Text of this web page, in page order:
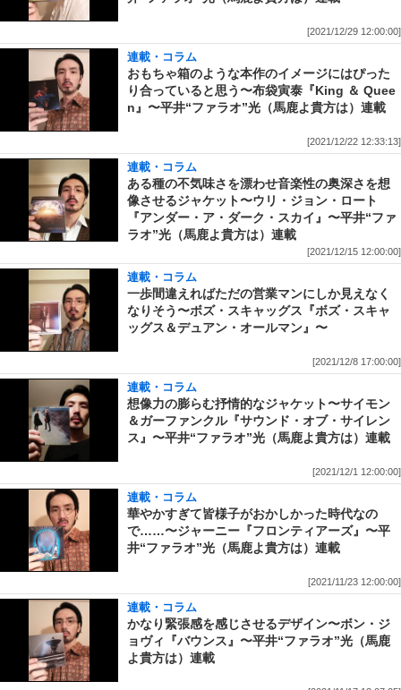
[2021/12/29 12:00:00]
連載・コラム
おもちゃ箱のような本作のイメージにはぴった
り合っていると思う〜布袋寅泰『King ＆ Quee
n』〜平井“ファラオ”光（馬鹿よ貴方は）連載
[2021/12/22 12:33:13]
連載・コラム
ある種の不気味さを漂わせ音楽性の奥深さを想
像させるジャケット〜ウリ・ジョン・ロート
『アンダー・ア・ダーク・スカイ』〜平井“ファ
ラオ”光（馬鹿よ貴方は）連載
[2021/12/15 12:00:00]
連載・コラム
一歩間違えればただの営業マンにしか見えなく
なりそう〜ボズ・スキャッグス『ボズ・スキャ
ッグス＆デュアン・オールマン』〜
[2021/12/8 17:00:00]
連載・コラム
想像力の膨らむ抒情的なジャケット〜サイモン
＆ガーファンクル『サウンド・オブ・サイレン
ス』〜平井“ファラオ”光（馬鹿よ貴方は）連載
[2021/12/1 12:00:00]
連載・コラム
華やかすぎて皆様子がおかしかった時代なの
で……〜ジャーニー『フロンティアーズ』〜平
井“ファラオ”光（馬鹿よ貴方は）連載
[2021/11/23 12:00:00]
連載・コラム
かなり緊張感を感じさせるデザイン〜ボン・ジ
ョヴィ『バウンス』〜平井“ファラオ”光（馬鹿
よ貴方は）連載